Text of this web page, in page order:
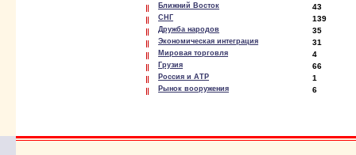
Ближний Восток 43
СНГ 139
Дружба народов 35
Экономическая интеграция 31
Мировая торговля 4
Грузия 66
Россия и АТР 1
Рынок вооружения 6